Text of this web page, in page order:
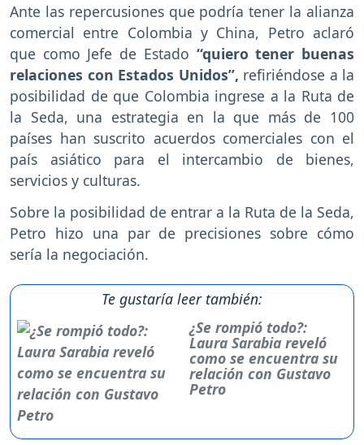
Ante las repercusiones que podría tener la alianza
comercial entre Colombia y China, Petro aclaró
que como Jefe de Estado “quiero tener buenas
relaciones con Estados Unidos”, refiriéndose a la
posibilidad de que Colombia ingrese a la Ruta de
la Seda, una estrategia en la que más de 100
países han suscrito acuerdos comerciales con el
país asiático para el intercambio de bienes,
servicios y culturas.
Sobre la posibilidad de entrar a la Ruta de la Seda,
Petro hizo una par de precisiones sobre cómo
sería la negociación.
Te gustaría leer también:
¿Se rompió todo?:
Laura Sarabia reveló
como se encuentra su
relación con Gustavo
Petro